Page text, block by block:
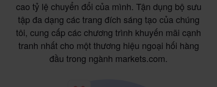
cao tỷ lệ chuyển đổi của mình. Tận dụng bộ sưu
tập đa dạng các trang đích sáng tạo của chúng
tôi, cung cấp các chương trình khuyến mãi cạnh
tranh nhất cho một thương hiệu ngoại hối hàng
đầu trong ngành markets.com.